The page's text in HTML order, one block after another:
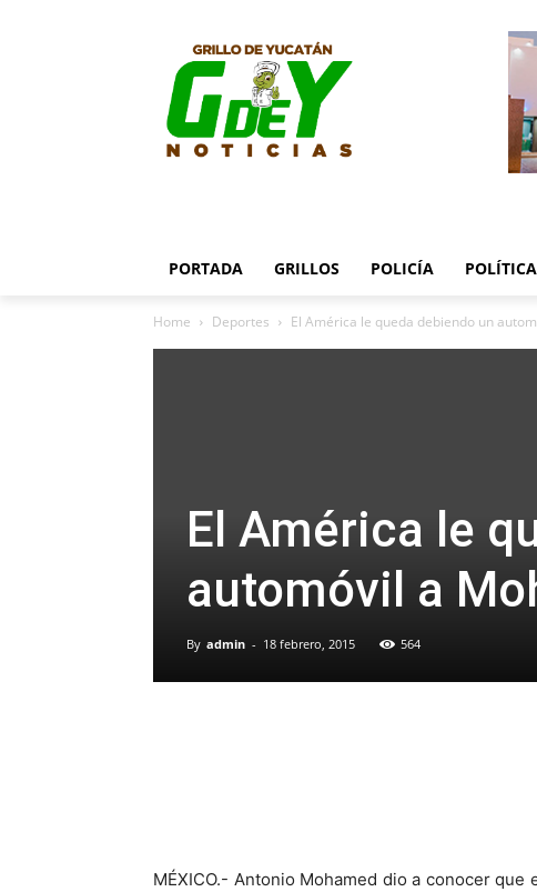
PORTADA GRILLOS POLICÍA POLÍTICA
Home Deportes El América le queda debiendo un
El América le
automóvil a
By admin - 18 febrero, 2015 564
MÉXICO.- Antonio Mohamed dio a conocer